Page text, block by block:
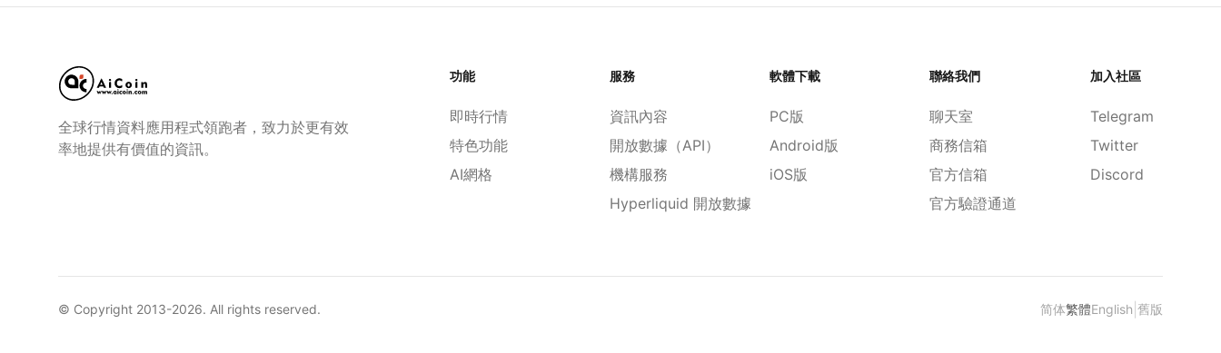
全球行情資料應用程式領跑者，致力於更有效
率地提供有價值的資訊。
功能
即時行情
特色功能
AI網格
服務
資訊內容
開放數據（API）
機構服務
Hyperliquid 開放數據
軟體下載
PC版
Android版
iOS版
聯絡我們
聊天室
商務信箱
官方信箱
官方驗證通道
加入社區
Telegram
Twitter
Discord
© Copyright 2013-2026. All rights reserved. 简体繁體English 舊版